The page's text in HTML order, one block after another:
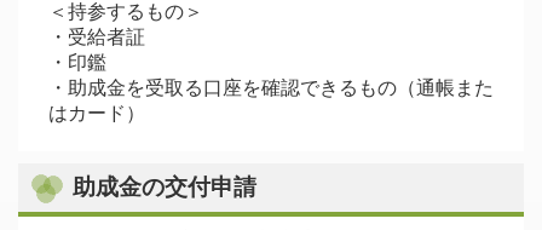
＜持参するもの＞
・受給者証
・印鑑
・助成金を受取る口座を確認できるもの（通帳また
はカード）
助成金の交付申請